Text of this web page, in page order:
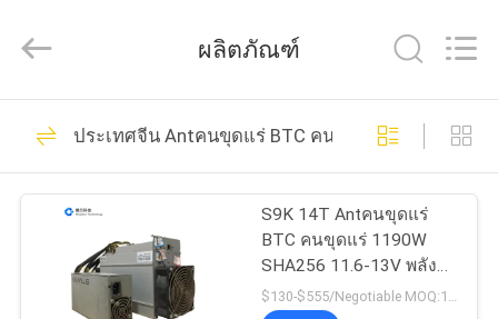
บ้าน
สินค้า
ภาษา
ก
btcminerasic.com.
นักขุด ภาษาเบสิก
BTC
37
ผลิตภัณฑ์
ประเทศจีน Antคนขุดแร่ BTC คนขุดแร่
S9K 14T Antคนขุดแร่
BTC คนขุดแร่ 1190W
SHA256 11.6-13V พลัง
ประมวลผลต่ำ
$130-$555/Negotiable MOQ:10 ขั้นตอน